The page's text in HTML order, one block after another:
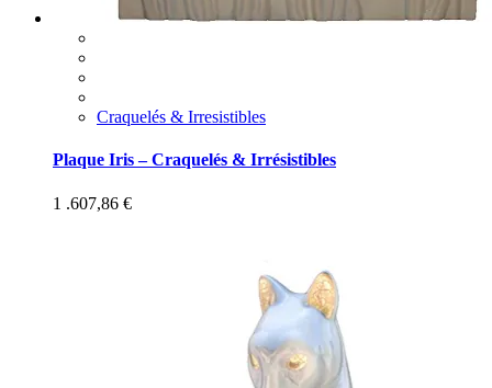
Craquelés & Irresistibles
Plaque Iris – Craquelés & Irrésistibles
1 .607,86 €